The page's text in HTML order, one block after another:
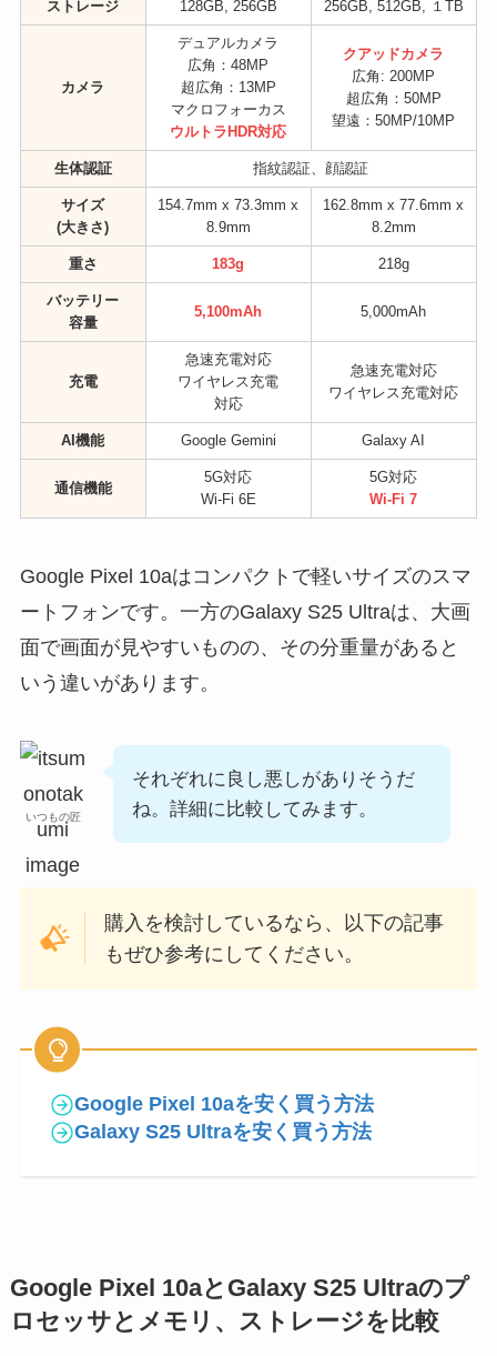
ストレージ 128GB, 256GB 256GB, 512GB, １TB
カメラ
デュアルカメラ
広角：48MP
超広角：13MP
マクロフォーカス
ウルトラHDR対応
クアッドカメラ
広角: 200MP
超広角：50MP
望遠：50MP/10MP
生体認証 指紋認証、顔認証
サイズ
(大きさ)
154.7mm x 73.3mm x
8.9mm
162.8mm x 77.6mm x
8.2mm
重さ 183g 218g
バッテリー
容量
5,100mAh 5,000mAh
充電
急速充電対応
ワイヤレス充電
対応
急速充電対応
ワイヤレス充電対応
AI機能 Google Gemini Galaxy AI
通信機能
5G対応
Wi-Fi 6E
5G対応
Wi-Fi 7
Google Pixel 10aはコンパクトで軽いサイズのスマ
ートフォンです。一方のGalaxy S25 Ultraは、大画
面で画面が見やすいものの、その分重量があると
いう違いがあります。
いつもの匠
それぞれに良し悪しがありそうだ
ね。詳細に比較してみます。
購入を検討しているなら、以下の記事
もぜひ参考にしてください。
Google Pixel 10aを安く買う方法
Galaxy S25 Ultraを安く買う方法
Google Pixel 10aとGalaxy S25 Ultraのプ
ロセッサとメモリ、ストレージを比較